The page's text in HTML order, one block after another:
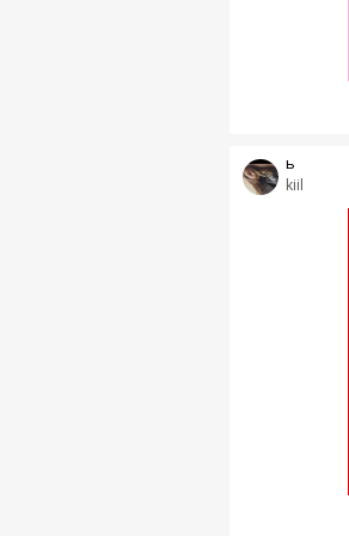
kiil
ь